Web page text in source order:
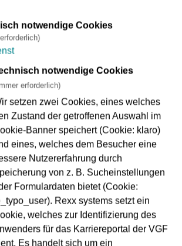
ist ein Ersatzverkehr mit Bussen über
Platz,
Landstraße bis zum
und Nibelungenplatz.
und Bornheim Mitte kann
U4 als Ersatz dienen.
Rhein-Main am Stromnetz
notwendig. Die Zeit der
VGF für Arbeiten an der Strecke.
notwendige Cookies
notwendige Cookies
erforderlich)
setzen zwei Cookies, eines welches
Zustand der getroffenen Auswahl im
Banner speichert (Cookie: klaro)
eines, welches dem Besucher eine
Nutzererfahrung durch
von z. B. Sucheinstellungen
Formulardaten bietet (Cookie:
Rexx systems setzt ein
welches zur Identifizierung des
für das Karriereportal der VGF
Es handelt sich um ein